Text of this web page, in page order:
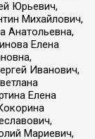
Юрьевич,
Михайлович,
Анатольевна,
Елена
Иванович,
Елена
Мариевич,